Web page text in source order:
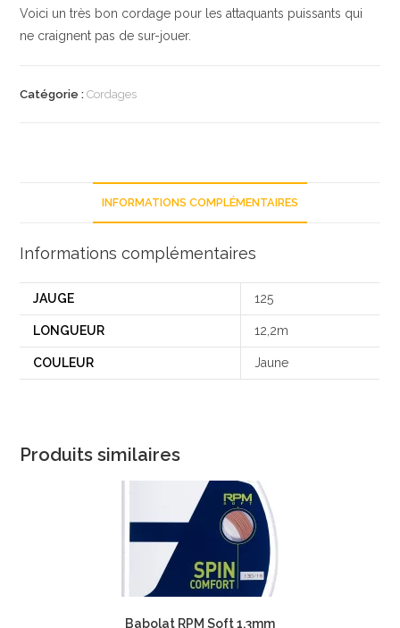
Voici un très bon cordage pour les attaquants puissants qui
ne craignent pas de sur-jouer.
Catégorie :Cordages
INFORMATIONS COMPLÉMENTAIRES
Informations complémentaires
JAUGE 125
LONGUEUR 12,2m
COULEUR Jaune
Produits similaires
Babolat RPM Soft 1,3mm